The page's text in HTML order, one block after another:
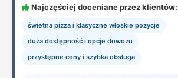
Najczęściej doceniane przez klientów:
świetna pizza i klasyczne włoskie pozycje
duża dostępność i opcje dowozu
przystępne ceny i szybka obsługa